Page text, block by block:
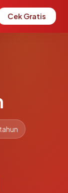
Cek Gratis